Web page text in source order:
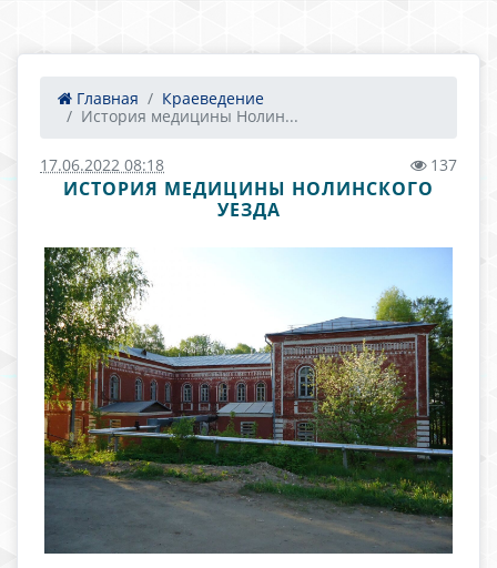
Главная
Краеведение
История медицины Нолин...
17.06.2022 08:18 137
ИСТОРИЯ МЕДИЦИНЫ НОЛИНСКОГО
УЕЗДА